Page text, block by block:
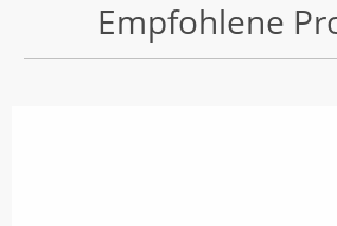
Empfohlene